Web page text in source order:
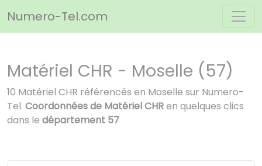
Numero-Tel.com
Matériel CHR - Moselle (57)
10 Matériel CHR référencés en Moselle sur Numero-
Tel. Coordonnées de Matériel CHRen quelques clics
dans le département 57